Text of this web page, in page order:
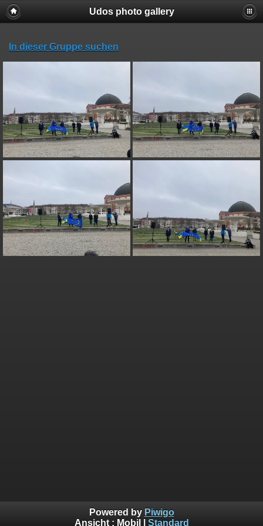
Udos photo gallery
In dieser Gruppe suchen
Powered by Piwigo
Ansicht : Mobil Standard